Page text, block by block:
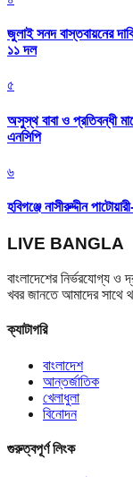
জুলাই সনদ বাস্তবায়নের
১১ দল
৫
অসুস্থ বাবা ও প্রতিবন্ধী
এনসিপি
৬
হবিগঞ্জে নাসীরুদ্দীন
LIVE BANGLA
বাংলাদেশের নির্ভরযোগ্য
খবর জানতে আমাদের সাথে
ক্যাটাগরি
বাংলাদেশ
আন্তর্জাতিক
খেলাধুলা
বিনোদন
গুরুত্বপূর্ণ লিংক